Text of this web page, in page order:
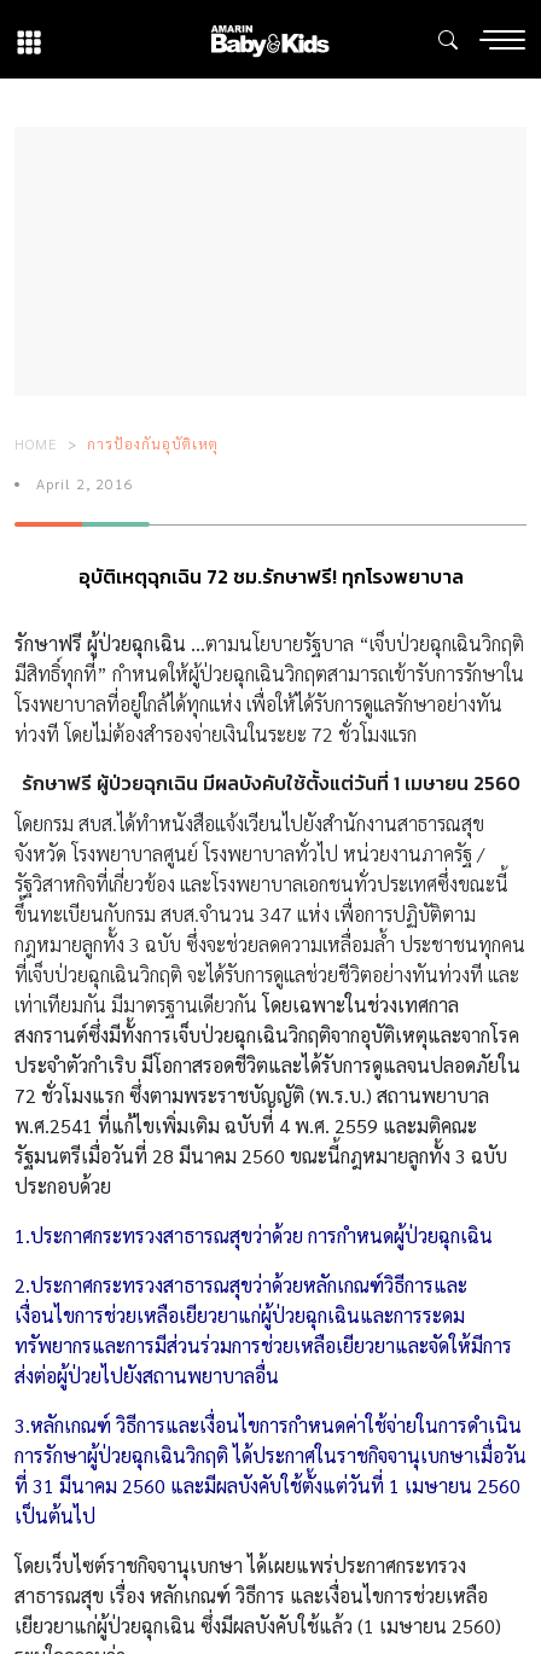
HOME การป้องกันอุบัติเหตุ
April 2, 2016
อุบัติเหตุฉุกเฉิน 72 ชม.รักษาฟรี! ทุกโรงพยาบาล
รักษาฟรี ผู้ป่วยฉุกเฉิน …ตามนโยบายรัฐบาล “เจ็บป่วยฉุกเฉินวิกฤติ
มีสิทธิ์ทุกที่” กำหนดให้ผู้ป่วยฉุกเฉินวิกฤตสามารถเข้ารับการรักษาใน
โรงพยาบาลที่อยู่ใกล้ได้ทุกแห่ง เพื่อให้ได้รับการดูแลรักษาอย่างทัน
ท่วงที โดยไม่ต้องสำรองจ่ายเงินในระยะ 72 ชั่วโมงแรก
รักษาฟรี ผู้ป่วยฉุกเฉิน มีผลบังคับใช้ตั้งแต่วันที่ 1 เมษายน 2560
โดยกรม สบส.ได้ทำหนังสือแจ้งเวียนไปยังสำนักงานสาธารณสุข
จังหวัด โรงพยาบาลศูนย์ โรงพยาบาลทั่วไป หน่วยงานภาครัฐ /
รัฐวิสาหกิจที่เกี่ยวข้อง และโรงพยาบาลเอกชนทั่วประเทศซึ่งขณะนี้
ขึ้นทะเบียนกับกรม สบส.จำนวน 347 แห่ง เพื่อการปฏิบัติตาม
กฎหมายลูกทั้ง 3 ฉบับ ซึ่งจะช่วยลดความเหลื่อมล้ำ ประชาชนทุกคน
ที่เจ็บป่วยฉุกเฉินวิกฤติ จะได้รับการดูแลช่วยชีวิตอย่างทันท่วงที และ
เท่าเทียมกัน มีมาตรฐานเดียวกันโดยเฉพาะในช่วงเทศกาล
สงกรานต์ซึ่งมีทั้งการเจ็บป่วยฉุกเฉินวิกฤติจากอุบัติเหตุและจากโรค
ประจำตัวกำเริบ มีโอกาสรอดชีวิตและได้รับการดูแลจนปลอดภัยใน
72 ชั่วโมงแรก ซึ่งตามพระราชบัญญัติ (พ.ร.บ.) สถานพยาบาล
พ.ศ.2541 ที่แก้ไขเพิ่มเติม ฉบับที่ 4 พ.ศ. 2559 และมติคณะ
รัฐมนตรีเมื่อวันที่ 28 มีนาคม 2560 ขณะนี้กฎหมายลูกทั้ง 3 ฉบับ
ประกอบด้วย
1.ประกาศกระทรวงสาธารณสุขว่าด้วย การกำหนดผู้ป่วยฉุกเฉิน
2.ประกาศกระทรวงสาธารณสุขว่าด้วยหลักเกณฑ์วิธีการและ
เงื่อนไขการช่วยเหลือเยียวยาแก่ผู้ป่วยฉุกเฉินและการระดม
ทรัพยากรและการมีส่วนร่วมการช่วยเหลือเยียวยาและจัดให้มีการ
ส่งต่อผู้ป่วยไปยังสถานพยาบาลอื่น
3.หลักเกณฑ์ วิธีการและเงื่อนไขการกำหนดค่าใช้จ่ายในการดำเนิน
การรักษาผู้ป่วยฉุกเฉินวิกฤติ ได้ประกาศในราชกิจจานุเบกษาเมื่อวัน
ที่ 31 มีนาคม 2560 และมีผลบังคับใช้ตั้งแต่วันที่ 1 เมษายน 2560
เป็นต้นไป
โดยเว็บไซต์ราชกิจจานุเบกษา ได้เผยแพร่ประกาศกระทรวง
สาธารณสุข เรื่อง หลักเกณฑ์ วิธีการ และเงื่อนไขการช่วยเหลือ
เยียวยาแก่ผู้ป่วยฉุกเฉิน ซึ่งมีผลบังคับใช้แล้ว (1 เมษายน 2560)